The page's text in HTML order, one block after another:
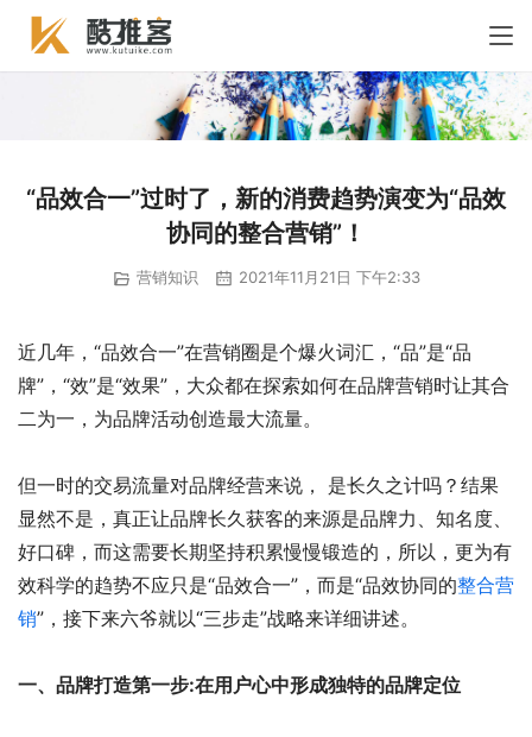
“品效合一”过时了，新的消费趋势演变为“品效
协同的整合营销”！
营销知识 2021年11月21日 下午2:33
近几年，“品效合一”在营销圈是个爆火词汇，“品”是“品
牌”，“效”是“效果”，大众都在探索如何在品牌营销时让其合
二为一，为品牌活动创造最大流量。
但一时的交易流量对品牌经营来说， 是长久之计吗？结果
显然不是，真正让品牌长久获客的来源是品牌力、知名度、
好口碑，而这需要长期坚持积累慢慢锻造的，所以，更为有
效科学的趋势不应只是“品效合一”，而是“品效协同的整合营
销”，接下来六爷就以“三步走”战略来详细讲述。
一、品牌打造第一步:在用户心中形成独特的品牌定位